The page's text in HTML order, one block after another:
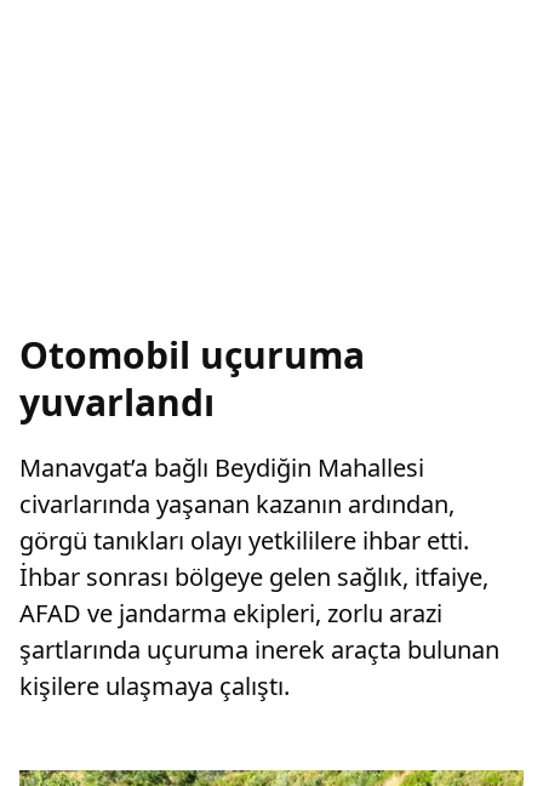
Otomobil uçuruma
yuvarlandı
Manavgat’a bağlı Beydiğin Mahallesi
civarlarında yaşanan kazanın ardından,
görgü tanıkları olayı yetkililere ihbar etti.
İhbar sonrası bölgeye gelen sağlık, itfaiye,
AFAD ve jandarma ekipleri, zorlu arazi
şartlarında uçuruma inerek araçta bulunan
kişilere ulaşmaya çalıştı.